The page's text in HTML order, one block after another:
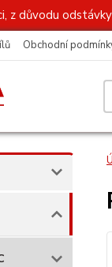
z důvodu
Obchodní